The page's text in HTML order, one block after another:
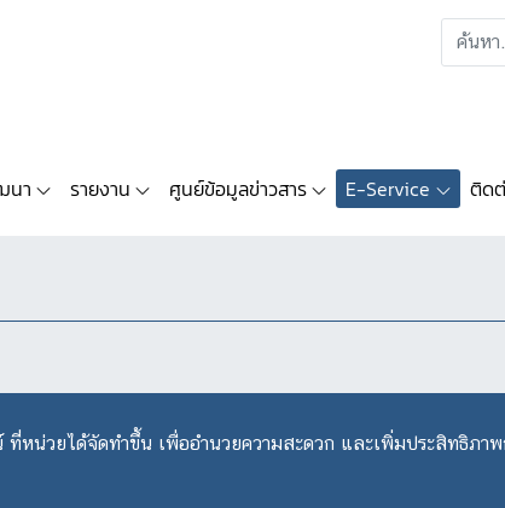
นา รายงาน ศูนย์ข้อมูลข่าวสาร E-Service ติด
ที่หน่วยได้จัดทำขึ้น เพื่ออำนวยความสะดวก และเพิ่มประสิทธิภา